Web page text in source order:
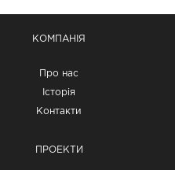
КОМПАНІЯ
Про нас
Історія
Контакти
ПРОЕКТИ